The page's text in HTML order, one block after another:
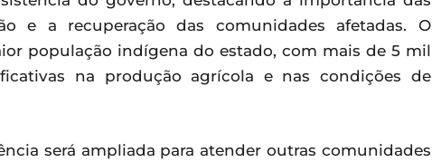
e a recuperação das comunidades afetadas. O
população indígena do estado, com mais de 5 mil
na produção agrícola e nas condições de
será ampliada para atender outras comunidades